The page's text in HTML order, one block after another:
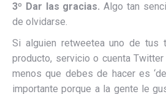
3º Dar las gracias. Algo tan
de olvidarse.
Si alguien retweetea uno de tus
producto, servicio o cuenta
menos que debes de hacer es
importante porque a la gente le